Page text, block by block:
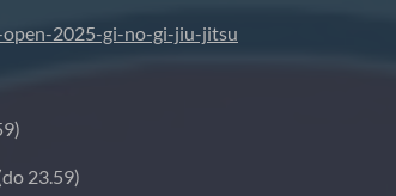
2025-gi-no-gi-jiu-jitsu
23.59)